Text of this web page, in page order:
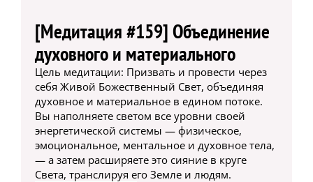
[Медитация #159] Объединение
духовного и материального
Цель медитации: Призвать и провести через
себя Живой Божественный Свет, объединяя
духовное и материальное в едином потоке.
Вы наполняете светом все уровни своей
энергетической системы — физическое,
эмоциональное, ментальное и духовное тела,
— а затем расширяете это сияние в круге
Света, транслируя его Земле и людям.